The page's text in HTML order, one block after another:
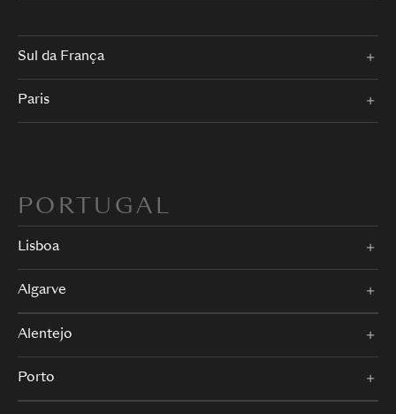
Sul da França
Paris
PORTUGAL
Lisboa
Algarve
Alentejo
Porto